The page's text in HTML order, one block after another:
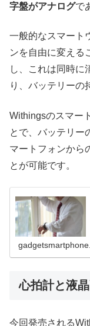
字盤がアナログで
一般的なスマート
ンを自由に変える
し、これは同時に
り、バッテリーの
Withingsのスマー
とで、バッテリー
マートフォンから
とが可能です。
心拍計と液
今回発売される